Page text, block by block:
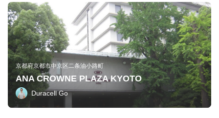
京都府京都市中京区二条油小路町
ANA CROWNE PLAZA KYOTO
Duracell Go